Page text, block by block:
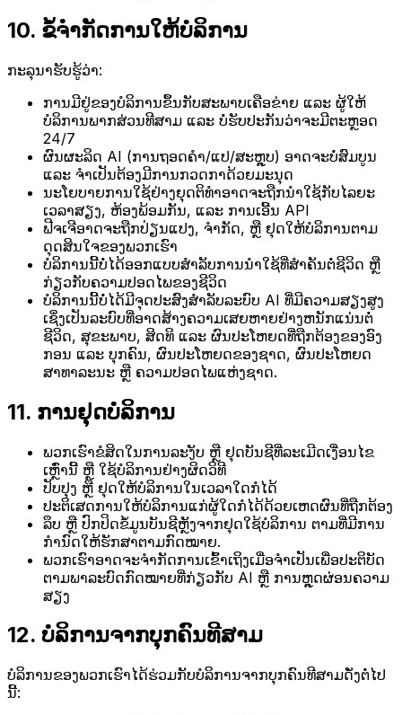
10. ຂໍ້ຈຳກັດການໃຫ້ບໍລິການ
ກະລຸນາຮັບຮູ້ວ່າ:
ການມີຢູ່ຂອງບໍລິການຂຶ້ນກັບສະພາບເຄືອຂ່າຍ ແລະ ຜູ້ໃຫ້
ບໍລິການພາກສ່ວນທີສາມ ແລະ ບໍ່ຮັບປະກັນວ່າຈະມີຕະຫຼອດ
24/7
ຜົນຜະລິດ AI (ການຖອດຄຳ/ແປ/ສະຫຼຸບ) ອາດຈະບໍ່ສົມບູນ
ແລະ ຈຳເປັນຕ້ອງມີການກວດກາດ້ວຍມະນຸດ
ນະໂຍບາຍການໃຊ້ຢ່າງຍຸດຕິທຳອາດຈະຖືກນຳໃຊ້ກັບໄລຍະ
ເວລາສຽງ, ຫ້ອງພ້ອມກັນ, ແລະ ການເອີ້ນ API
ຟີຈເຈີອາດຈະຖືກປ່ຽນແປງ, ຈຳກັດ, ຫຼື ຢຸດໃຫ້ບໍລິການຕາມ
ດຸດສິນໃຈຂອງພວກເຮົາ
ບໍລິການນີ້ບໍ່ໄດ້ອອກແບບສຳລັບການນຳໃຊ້ທີ່ສຳຄັນຕໍ່ຊີວິດ ຫຼື
ກ່ຽວກັບຄວາມປອດໄພຂອງຊີວິດ
ບໍລິການນີ້ບໍ່ໄດ້ມີຈຸດປະສົງສຳລັບລະບົບ AI ທີ່ມີຄວາມສຽງສູງ
ເຊິ່ງເປັນລະບົບທີ່ອາດສ້າງຄວາມເສຍຫາຍຢ່າງຫນັກແນ່ນຕໍ່
ຊີວິດ, ສຸຂະພາບ, ສິດທິ ແລະ ຜົນປະໂຫຍດທີ່ຖືກຕ້ອງຂອງອົງ
ກອນ ແລະ ບຸກຄົນ, ຜົນປະໂຫຍດຂອງຊາດ, ຜົນປະໂຫຍດ
ສາທາລະນະ ຫຼື ຄວາມປອດໄພແຫ່ງຊາດ.
11. ການຢຸດບໍລິການ
ພວກເຮົາຂໍສິດໃນການລະງັບ ຫຼື ຢຸດບັນຊີທີ່ລະເມີດເງື່ອນໄຂ
ເຫຼົ່ານີ້ ຫຼື ໃຊ້ບໍລິການຢ່າງຜິດວິທີ
ປັບປຸງ ຫຼື ຢຸດໃຫ້ບໍລິການໃນເວລາໃດກໍໄດ້
ປະຕິເສດການໃຫ້ບໍລິການແກ່ຜູ້ໃດກໍໄດ້ດ້ວຍເຫດຜົນທີ່ຖືກຕ້ອງ
ລຶບ ຫຼື ປົກປິດຂໍ້ມູນບັນຊີຫຼັງຈາກຢຸດໃຊ້ບໍລິການ ຕາມທີ່ມີການ
ກຳນົດໃຫ້ຮັກສາຕາມກົດໝາຍ.
ພວກເຮົາອາດຈະຈຳກັດການເຂົ້າເຖິງເມື່ອຈຳເປັນເພື່ອປະຕິບັດ
ຕາມພາລະບົດກົດໝາຍທີ່ກ່ຽວກັບ AI ຫຼື ການຫຼຸດຜ່ອນຄວາມ
ສຽງ
12. ບໍລິການຈາກບຸກຄົນທີສາມ
ບໍລິການຂອງພວກເຮົາໄດ້ຮ່ວມກັບບໍລິການຈາກບຸກຄົນທີສາມດັ່ງຕໍ່ໄປ
ນີ້: